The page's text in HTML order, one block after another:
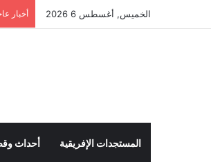
الخميس, أغسطس 6 2026 أخبار
المستجدات الإفريقية أحداث